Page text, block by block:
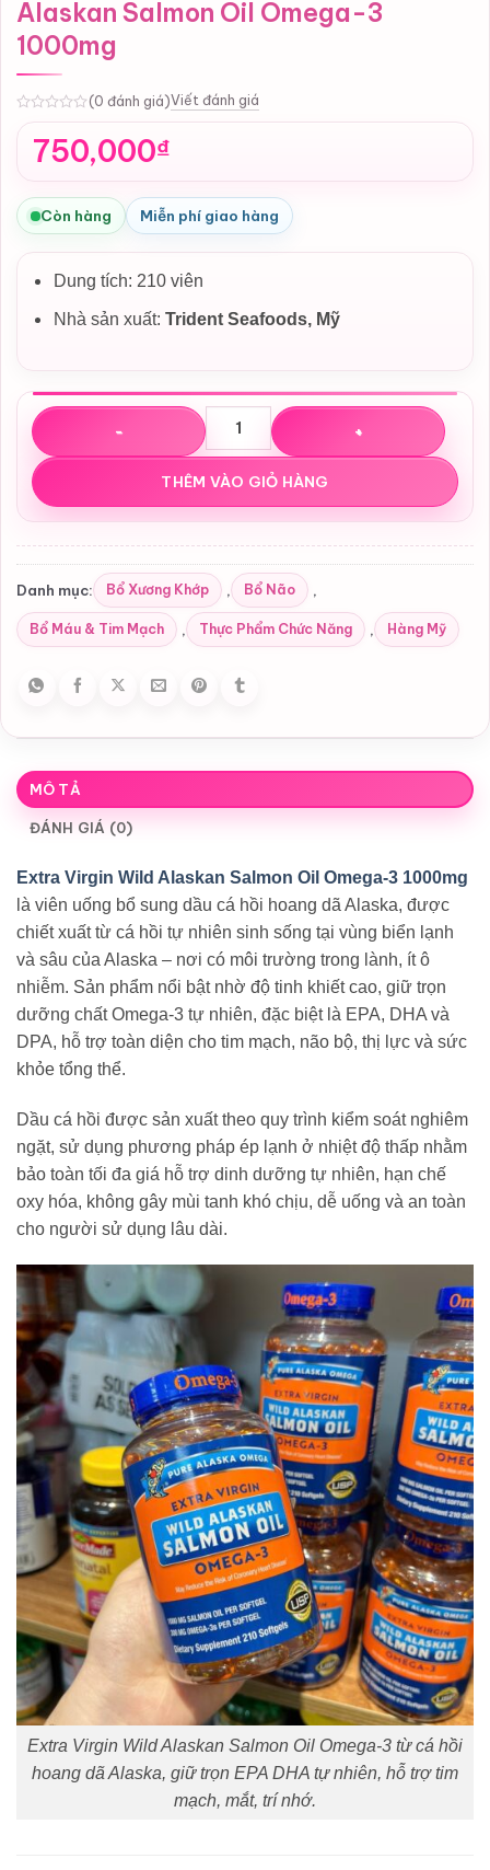
Alaskan Salmon Oil Omega-3
1000mg
(0 đánh giá)Viết đánh giá
750,000₫
Còn hàng Miễn phí giao hàng
Dung tích: 210 viên
Nhà sản xuất: Trident Seafoods, Mỹ
Viên dầu cá hồi Extra Virgin Wild Alaskan Salmon Oil
THÊM VÀO GIỎ HÀNG
Danh mục: Bổ Xương Khớp , Bổ Não ,
Bổ Máu & Tim Mạch , Thực Phẩm Chức Năng , Hàng Mỹ
MÔ TẢ
ĐÁNH GIÁ (0)
Extra Virgin Wild Alaskan Salmon Oil Omega-3 1000mg
là viên uống bổ sung dầu cá hồi hoang dã Alaska, được
chiết xuất từ cá hồi tự nhiên sinh sống tại vùng biển lạnh
và sâu của Alaska – nơi có môi trường trong lành, ít ô
nhiễm. Sản phẩm nổi bật nhờ độ tinh khiết cao, giữ trọn
dưỡng chất Omega-3 tự nhiên, đặc biệt là EPA, DHA và
DPA, hỗ trợ toàn diện cho tim mạch, não bộ, thị lực và sức
khỏe tổng thể.
Dầu cá hồi được sản xuất theo quy trình kiểm soát nghiêm
ngặt, sử dụng phương pháp ép lạnh ở nhiệt độ thấp nhằm
bảo toàn tối đa giá hỗ trợ dinh dưỡng tự nhiên, hạn chế
oxy hóa, không gây mùi tanh khó chịu, dễ uống và an toàn
cho người sử dụng lâu dài.
Extra Virgin Wild Alaskan Salmon Oil Omega-3 từ cá hồi
hoang dã Alaska, giữ trọn EPA DHA tự nhiên, hỗ trợ tim
mạch, mắt, trí nhớ.